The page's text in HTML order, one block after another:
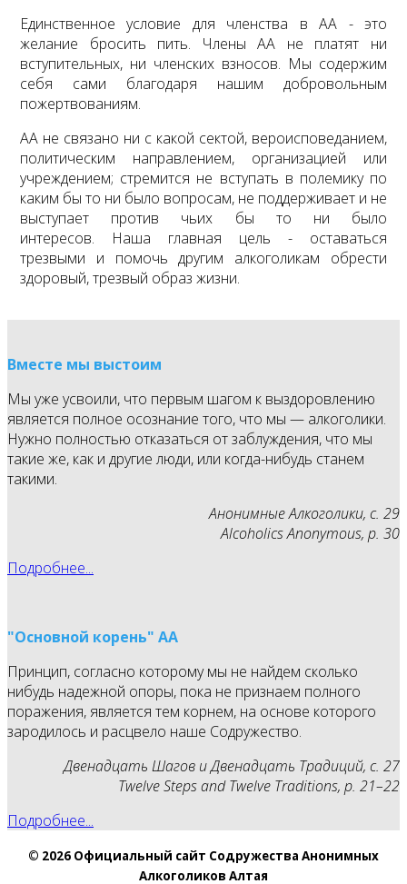
Единственное условие для членства в АА - это
желание бросить пить. Члены АА не платят ни
вступительных, ни членских взносов. Мы содержим
себя сами благодаря нашим добровольным
пожертвованиям.
АА не связано ни с какой сектой, вероисповеданием,
политическим направлением, организацией или
учреждением; стремится не вступать в полемику по
каким бы то ни было вопросам, не поддерживает и не
выступает против чьих бы то ни было
интересов. Наша главная цель - оставаться
трезвыми и помочь другим алкоголикам обрести
здоровый, трезвый образ жизни.
Вместе мы выстоим
Мы уже усвоили, что первым шагом к выздоровлению
является полное осознание того, что мы — алкоголики.
Нужно полностью отказаться от заблуждения, что мы
такие же, как и другие люди, или когда-нибудь станем
такими.
Анонимные Алкоголики, с. 29
Alcoholics Anonymous, p. 30
Подробнее...
"Основной корень" АА
Принцип, согласно которому мы не найдем сколько
нибудь надежной опоры, пока не признаем полного
поражения, является тем корнем, на основе которого
зародилось и расцвело наше Содружество.
Двенадцать Шагов и Двенадцать Традиций, с. 27
Twelve Steps and Twelve Traditions, p. 21–22
Подробнее...
© 2026 Официальный сайт Содружества Анонимных
Алкоголиков Алтая